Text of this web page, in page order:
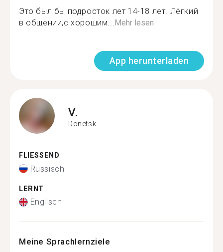
Это был бы подросток лет 14-18 лет. Лёгкий
в общении,с хорошим...Mehr lesen
App herunterladen
V.
Donetsk
FLIESSEND
Russisch
LERNT
Englisch
Meine Sprachlernziele